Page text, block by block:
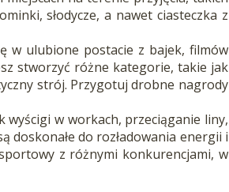
słodycze, a nawet ciasteczka z
w ulubione postacie z bajek, filmów
stworzyć różne kategorie, takie jak
strój. Przygotuj drobne nagrody
w workach, przeciąganie liny,
doskonałe do rozładowania energii i
z różnymi konkurencjami, w